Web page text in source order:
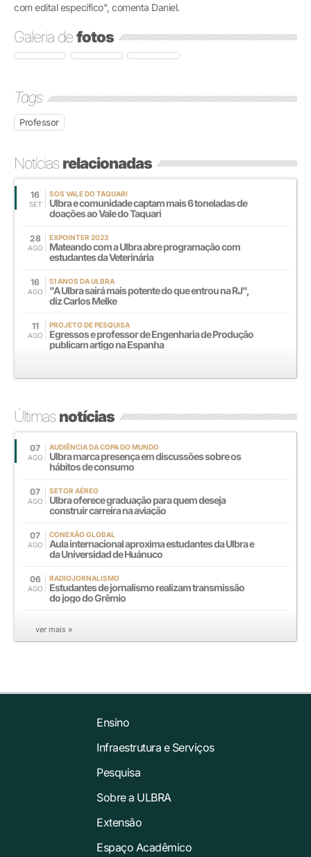
com edital específico", comenta Daniel.
Galeria defotos
Tags
Professor
Notíciasrelacionadas
16
SET
SOS VALE DO TAQUARI
Ulbra e comunidade captam mais 6 toneladas de
doações ao Vale do Taquari
28
AGO
EXPOINTER 2023
Mateando com a Ulbra abre programação com
estudantes da Veterinária
16
AGO
51 ANOS DA ULBRA
"A Ulbra sairá mais potente do que entrou na RJ",
diz Carlos Melke
11
AGO
PROJETO DE PESQUISA
Egressos e professor de Engenharia de Produção
publicam artigo na Espanha
Últimasnotícias
07
AGO
AUDIÊNCIA DA COPA DO MUNDO
Ulbra marca presença em discussões sobre os
hábitos de consumo
07
AGO
SETOR AÉREO
Ulbra oferece graduação para quem deseja
construir carreira na aviação
07
AGO
CONEXÃO GLOBAL
Aula internacional aproxima estudantes da Ulbra e
da Universidad de Huánuco
06
AGO
RADIOJORNALISMO
Estudantes de jornalismo realizam transmissão
do jogo do Grêmio
ver mais »
Ensino
Infraestrutura e Serviços
Pesquisa
Sobre a ULBRA
Extensão
Espaço Acadêmico